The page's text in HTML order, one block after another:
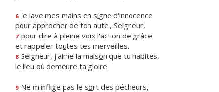
6 Je lave mes mains en signe d'innocence
pour approcher de ton autel, Seigneur,
7 pour dire à pleine voix l'action de grâce
et rappeler toutes tes merveilles.
8 Seigneur, j'aime la maison que tu habites,
le lieu où demeure ta gloire.
9 Ne m'inflige pas le sort des pécheurs,